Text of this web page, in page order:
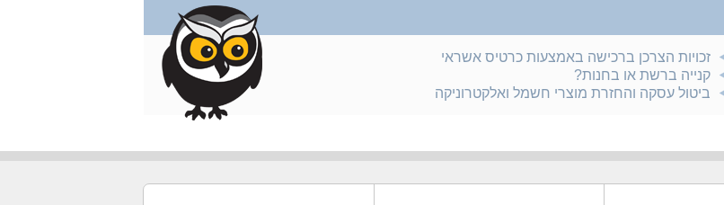
זכויות הצרכן ברכישה באמצעות כרטיס אשראי
קנייה ברשת או בחנות?
ביטול עסקה והחזרת מוצרי חשמל ואלקטרוניקה